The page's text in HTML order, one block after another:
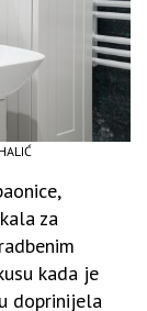
za
kada je
doprinijela